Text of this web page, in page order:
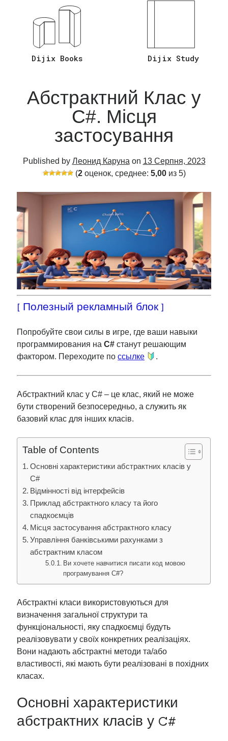
Відповіді на Запитання C# Asp.Net
Язык Программирования Sql
Dijix Books Dijix Study
Абстрактний Клас у
C#. Місця
застосування
Published by Леонид Каруна on 13 Серпня, 2023
(2оценок, среднее: 5,00из 5)
[ Полезный рекламный блок ]
Попробуйте свои силы в игре, где ваши навыки
программирования наC# станут решающим
фактором. Переходите поссылке .
Абстрактний клас у C# – це клас, який не може
бути створений безпосередньо, а служить як
базовий клас для інших класів.
Table of Contents
Основні характеристики абстрактних класів у
C#
Відмінності від інтерфейсів
Приклад абстрактного класу та його
спадкоємців
Місця застосування абстрактного класу
Управління банківськими рахунками з
абстрактним класом
Ви хочете навчитися писати код мовою
програмування C#?
Абстрактні класи використовуються для
визначення загальної структури та
функціональності, яку спадкоємці будуть
реалізовувати у своїх конкретних реалізаціях.
Вони надають абстрактні методи та/або
властивості, які мають бути реалізовані в похідних
класах.
Основні характеристики
абстрактних класів у C#